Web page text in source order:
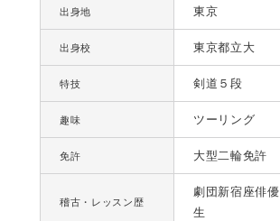
出身地 東京
出身校 東京都立大
特技 剣道５段
趣味 ツーリング
免許 大型二輪免許
稽古・レッスン歴
劇団新宿座俳
生